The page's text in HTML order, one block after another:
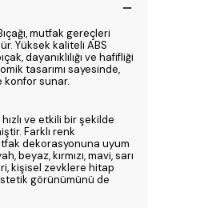
mutfak gereçleri
Yüksek kaliteli ABS
dayanıklılığı ve hafifliği
tasarımı sayesinde,
konfor sunar.
ve etkili bir şekilde
Farklı renk
dekorasyonuna uyum
beyaz, kırmızı, mavi, sarı
kişisel zevklere hitap
görünümünü de